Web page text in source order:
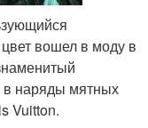
вошел в моду в
в наряды мятных
Vuitton.